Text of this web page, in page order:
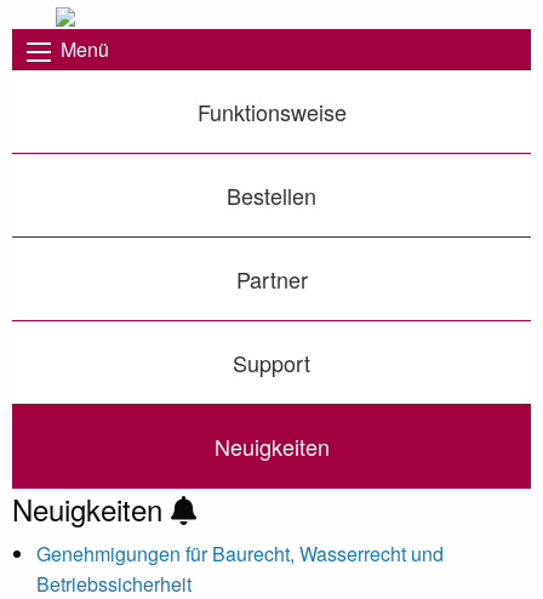
Menü
Funktionsweise
Bestellen
Partner
Support
Neuigkeiten
Neuigkeiten
Genehmigungen für Baurecht, Wasserrecht und
Betriebssicherheit